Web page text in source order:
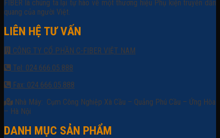
FIBER là chúng ta lại tự hào về một thương hiệu Phụ kiện truyền dẫn
quang của người Việt.
LIÊN HỆ TƯ VẤN
CÔNG TY CỔ PHẦN C-FIBER VIỆT NAM
Tel: 024.666.05.888
Fax: 024.666.05.888
Nhà Máy: Cụm Công Nghiệp Xà Cầu – Quảng Phú Cầu – Ứng Hòa
– Hà Nội
DANH MỤC SẢN PHẨM